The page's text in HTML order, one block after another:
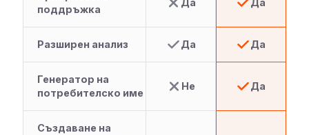
поддръжка
Да Да
Разширен анализ Да Да
Генератор на
потребителско име
Не Да
Създаване на